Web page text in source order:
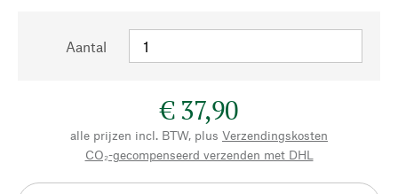
Aantal
€ 37,90
alle prijzen incl. BTW, plus Verzendingskosten
CO₂-gecompenseerd verzenden met DHL